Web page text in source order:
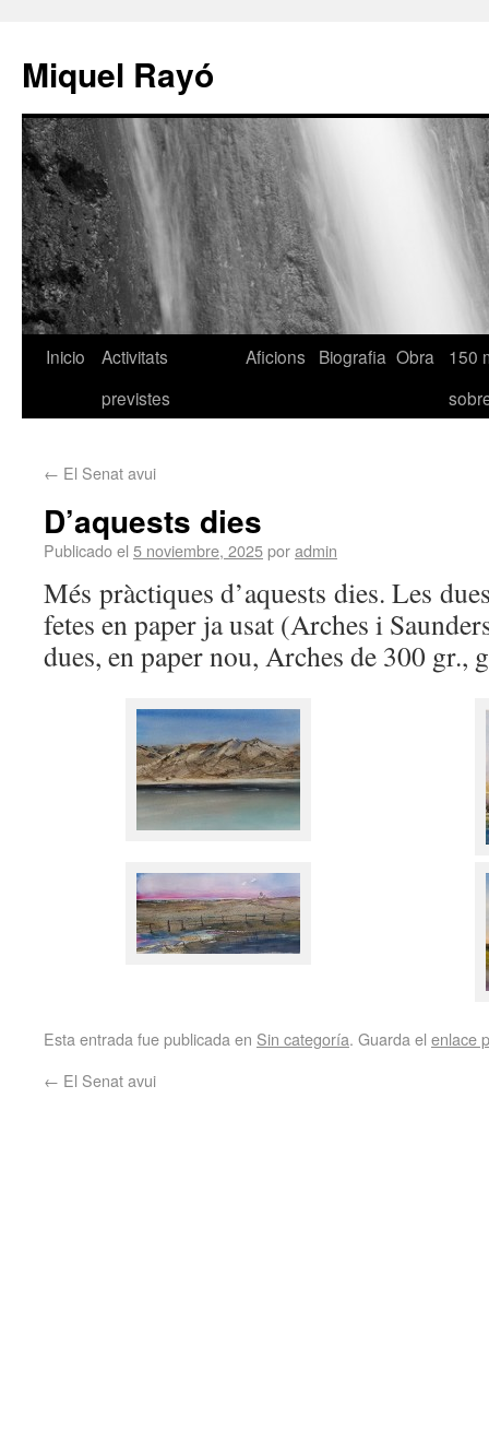
Miquel Rayó
Inicio
Activitats
previstes
Aficions Biografia Obra
150
← El Senat avui
D’aquests dies
Publicado el 5 noviembre, 2025poradmin
Més pràctiques d’aquests dies. Les
fetes en paper ja usat (Arches i
dues, en paper nou, Arches de 300 gr.,
Esta entrada fue publicada en Sin categoría. Guarda el enlace
← El Senat avui